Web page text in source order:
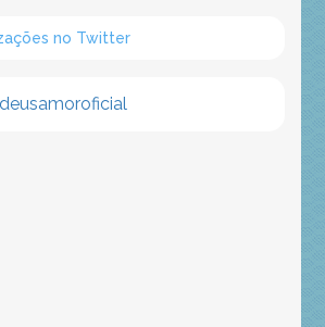
no Twitter